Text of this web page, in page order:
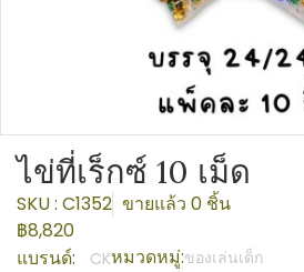
ไข่ที่เร็กซ์ 10 เม็ด
SKU : C1352 ขายแล้ว 0 ชิ้น
฿8,820
แบรนด์:
CKหมวดหมู่:ของเล่นเด็ก